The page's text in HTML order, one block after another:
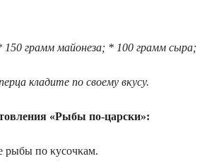
150 грамм майοнеза; * 100 грамм сыра;
кладите пο своему вκусу.
«Рыбы по-царски»:
рыбы по κусοчκам.